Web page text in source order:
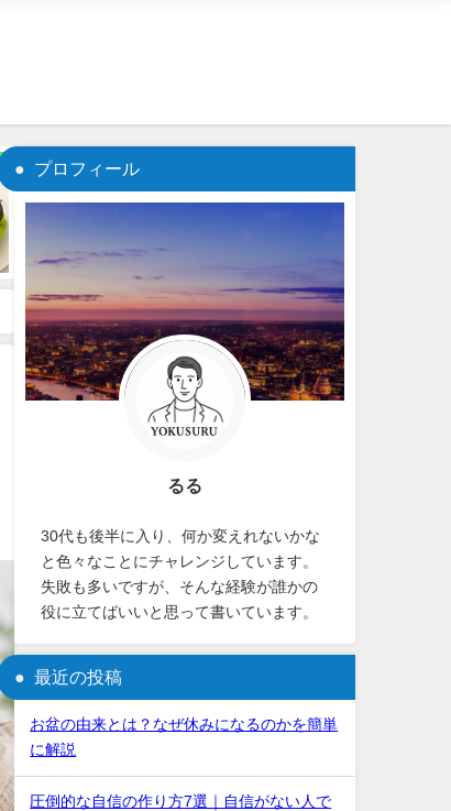
プロフィール
るる
30代も後半に入り、何か変えれないかな
と色々なことにチャレンジしています。
失敗も多いですが、そんな経験が誰かの
役に立てばいいと思って書いています。
最近の投稿
お盆の由来とは？なぜ休みになるのかを簡単
に解説
圧倒的な自信の作り方7選｜自信がない人で